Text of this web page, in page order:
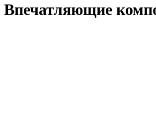
Впечатляющие